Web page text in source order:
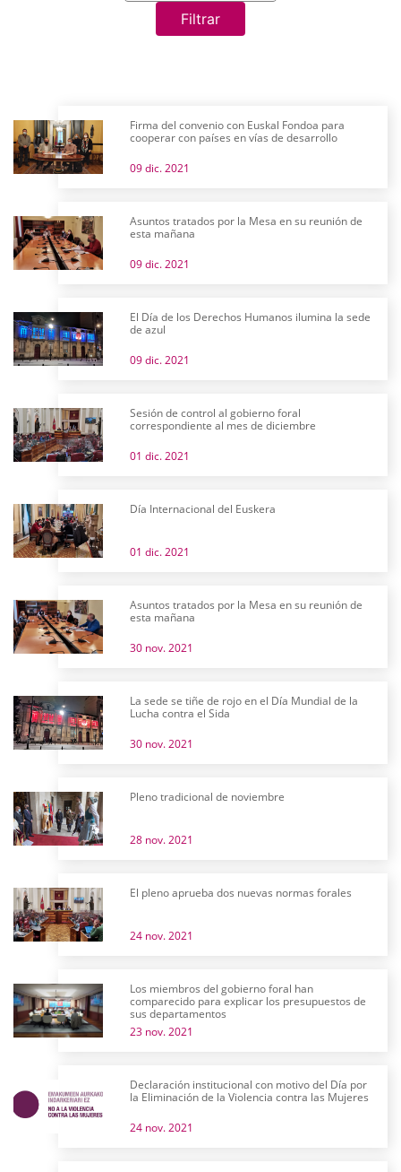
Filtrar
Firma del convenio con Euskal Fondoa para
cooperar con países en vías de desarrollo
09 dic. 2021
Asuntos tratados por la Mesa en su reunión de
esta mañana
09 dic. 2021
El Día de los Derechos Humanos ilumina la sede
de azul
09 dic. 2021
Sesión de control al gobierno foral
correspondiente al mes de diciembre
01 dic. 2021
Día Internacional del Euskera
01 dic. 2021
Asuntos tratados por la Mesa en su reunión de
esta mañana
30 nov. 2021
La sede se tiñe de rojo en el Día Mundial de la
Lucha contra el Sida
30 nov. 2021
Pleno tradicional de noviembre
28 nov. 2021
El pleno aprueba dos nuevas normas forales
24 nov. 2021
Los miembros del gobierno foral han
comparecido para explicar los presupuestos de
sus departamentos
23 nov. 2021
Declaración institucional con motivo del Día por
la Eliminación de la Violencia contra las Mujeres
24 nov. 2021